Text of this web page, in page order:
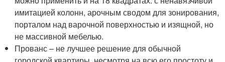
имитацией колонн, арочным сводом для зонирования,
порталом над варочной поверхностью и изящной, но
не массивной мебелью.
Прованс – не лучшее решение для обычной